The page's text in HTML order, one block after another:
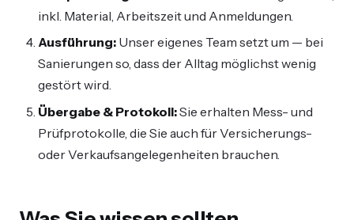
inkl. Material, Arbeitszeit und Anmeldungen.
Ausführung: Unser eigenes Team setzt um — bei
Sanierungen so, dass der Alltag möglichst wenig
gestört wird.
Übergabe & Protokoll:Sie erhalten Mess- und
Prüfprotokolle, die Sie auch für Versicherungs-
oder Verkaufsangelegenheiten brauchen.